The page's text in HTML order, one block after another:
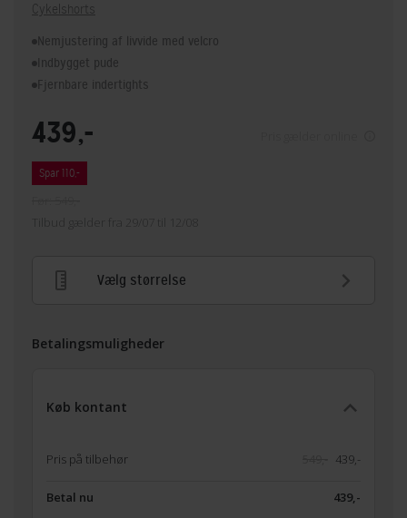
Cykelshorts
Nemjustering af livvide med velcro
Indbygget pude
Fjernbare indertights
439,-
Spar 110,-
Tilbud gælder fra 29/07 til 12/08
Vælg størrelse
Betalingsmuligheder
Køb kontant
Pris på tilbehør 439,-
Betal nu 439,-